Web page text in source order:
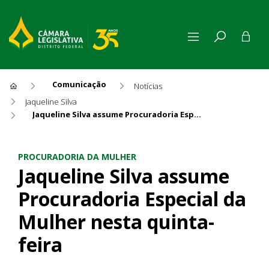
Comunicação
Notícias
Jaqueline Silva
Jaqueline Silva assume Procuradoria Especial da Mulher nesta quinta-feira
PROCURADORIA DA MULHER
Jaqueline Silva assume
Procuradoria Especial da
Mulher nesta quinta-
feira